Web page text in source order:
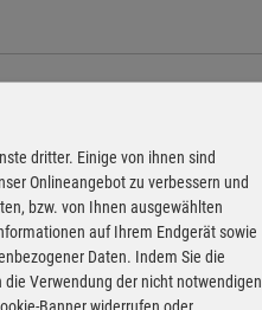
dritter. Einige von ihnen sind
Onlineangebot zu verbessern und
bzw. von Ihnen ausgewählten
auf Ihrem Endgerät sowie
Daten. Indem Sie die
Verwendung der nicht notwendigen
Banner widerrufen oder